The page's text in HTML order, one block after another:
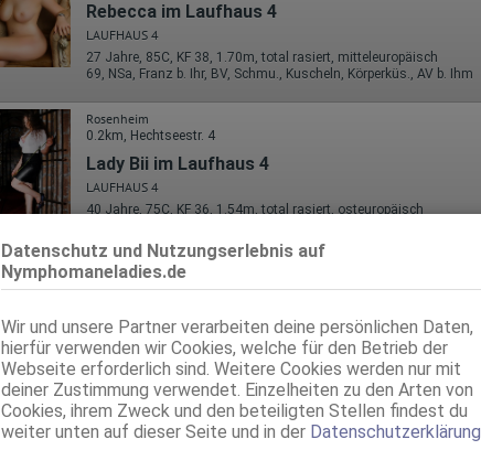
Datenschutz und Nutzungserlebnis auf
Nymphomaneladies.de
Wir und unsere Partner verarbeiten deine persönlichen Daten,
hierfür verwenden wir Cookies, welche für den Betrieb der
Webseite erforderlich sind. Weitere Cookies werden nur mit
deiner Zustimmung verwendet. Einzelheiten zu den Arten von
Cookies, ihrem Zweck und den beteiligten Stellen findest du
weiter unten auf dieser Seite und in der Datenschutzerklärung
Rebecca im Laufhaus 4
LAUFHAUS 4
27 Jahre, 85C, KF 38, 1.70m, total rasiert, mitteleuropäisch
69, NSa, Franz b. Ihr, BV, Schmu., Kuscheln, Körperküs., AV b. Ihm
Rosenheim
0.2km, Hechtseestr. 4
Lady Bii im Laufhaus 4
LAUFHAUS 4
40 Jahre, 75C, KF 36, 1.54m, total rasiert, osteuropäisch
Rosenheim
0.3km, Tegernseestr. 15
NEU! IVONNE
LIEBESPERLEN - DAS ORIGINAL!
35 Jahre, 85C, KF 36/38, 1.60m, total rasiert, Latina
ZK, AV, 69, GF6, Franz b. Ihr, BV, MMF
Rosenheim
0.3km, Tegernseestr. 15